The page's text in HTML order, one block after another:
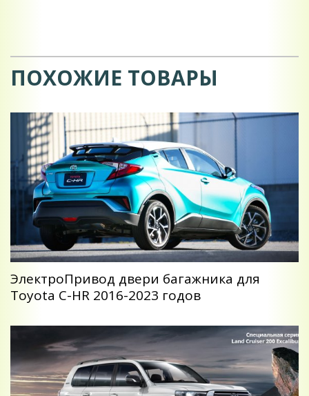
ПОХОЖИЕ ТОВАРЫ
ЭлектроПривод двери багажника для
Toyota C-HR 2016-2023 годов